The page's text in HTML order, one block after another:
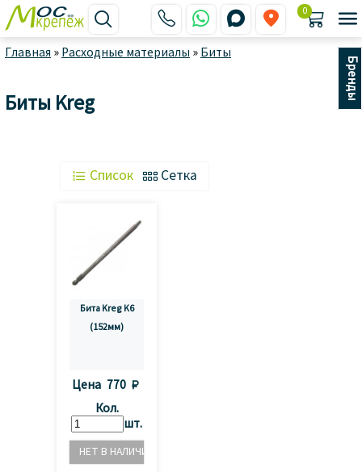
    
0 
Главная » Расходные материалы » Биты
Бренды
Биты Kreg
 Список  Сетка
Бита Kreg K6
(152мм)
Цена 770 
Кол.
шт.